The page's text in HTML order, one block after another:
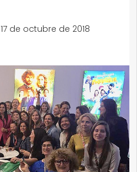
17 de octubre de 2018